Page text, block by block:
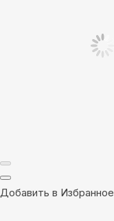
Добавить в Избранное